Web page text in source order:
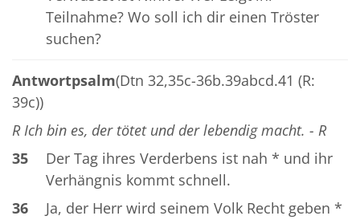
Teilnahme? Wo soll ich dir einen Tröster
suchen?
Antwortpsalm(Dtn 32,35c-36b.39abcd.41 (R:
39c))
R Ich bin es, der tötet und der lebendig macht. - R
35
Der Tag ihres Verderbens ist nah * und ihr
Verhängnis kommt schnell.
36
Ja, der Herr wird seinem Volk Recht geben *